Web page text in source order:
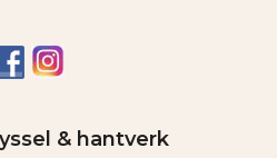
& hantverk